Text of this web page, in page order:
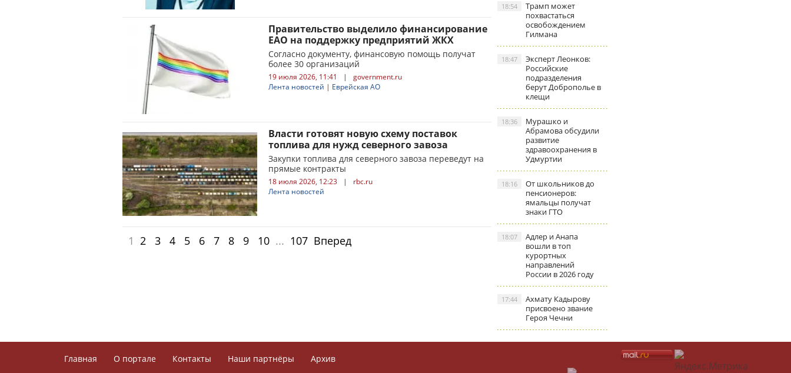
Правительство выделило финансирование
ЕАО на поддержку предприятий ЖКХ
Согласно документу, финансовую помощь получат
более 30 организаций
19 июля 2026, 11:41 |
government.ru
Лента новостей | Еврейская АО
Власти готовят новую схему поставок
топлива для нужд северного завоза
Закупки топлива для северного завоза переведут на
прямые контракты
18 июля 2026, 12:23 |
rbc.ru
Лента новостей
1 2 3 4 5 6 7 8 9 10 ... 107 Вперед
Трамп может
похвастаться
освобождением
Гилмана
18:54
Эксперт Леонков:
Российские
подразделения
берут Доброполье в
клещи
18:47
Мурашко и
Абрамова обсудили
развитие
здравоохранения в
Удмуртии
18:36
От школьников до
пенсионеров:
ямальцы получат
знаки ГТО
18:16
Адлер и Анапа
вошли в топ
курортных
направлений
России в 2026 году
18:07
Ахмату Кадырову
присвоено звание
Героя Чечни
17:44
Главная О портале Контакты Наши партнёры Архив